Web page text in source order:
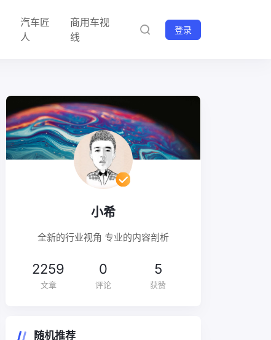
汽车匠
人
商用车视
线
登录
小希
全新的行业视角 专业的内容剖析
2259
文章
0
评论
5
获赞
随机推荐